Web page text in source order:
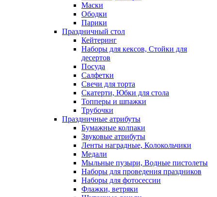
Маски
Ободки
Парики
Праздничный стол
Кейтеринг
Наборы для кексов, Стойки для
десертов
Посуда
Салфетки
Свечи для торта
Скатерти, Юбки для стола
Топперы и шпажки
Трубочки
Праздничные атрибуты
Бумажные колпаки
Звуковые атрибуты
Ленты наградные, Колокольчики
Медали
Мыльные пузыри, Водные пистолеты
Наборы для проведения праздников
Наборы для фотосессии
Флажки, ветряки